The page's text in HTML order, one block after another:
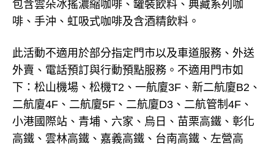
包含雲朵冰搖濃縮咖啡、罐裝飲料、典藏系列咖
啡、手沖、虹吸式咖啡及含酒精飲料。
此活動不適用於部分指定門市以及車道服務、外送
外賣、電話預訂與行動預點服務。不適用門市如
下：松山機場、松機T2、一航廈3F、新二航廈B2、
二航廈4F、二航廈5F、二航廈D3、二航管制4F、
小港國際站、青埔、六家、烏日、苗栗高鐵、彰化
高鐵、雲林高鐵、嘉義高鐵、台南高鐵、左營高